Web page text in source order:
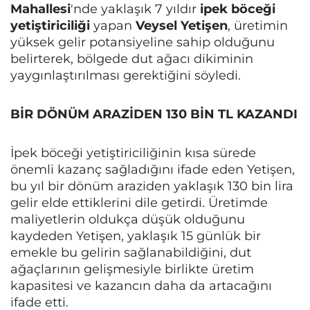
Mahallesi'nde yaklaşık 7 yıldır ipek böceği
yetiştiriciliği yapan Veysel Yetişen, üretimin
yüksek gelir potansiyeline sahip olduğunu
belirterek, bölgede dut ağacı dikiminin
yaygınlaştırılması gerektiğini söyledi.
BİR DÖNÜM ARAZİDEN 130 BİN TL KAZANDI
İpek böceği yetiştiriciliğinin kısa sürede
önemli kazanç sağladığını ifade eden Yetişen,
bu yıl bir dönüm araziden yaklaşık 130 bin lira
gelir elde ettiklerini dile getirdi. Üretimde
maliyetlerin oldukça düşük olduğunu
kaydeden Yetişen, yaklaşık 15 günlük bir
emekle bu gelirin sağlanabildiğini, dut
ağaçlarının gelişmesiyle birlikte üretim
kapasitesi ve kazancın daha da artacağını
ifade etti.